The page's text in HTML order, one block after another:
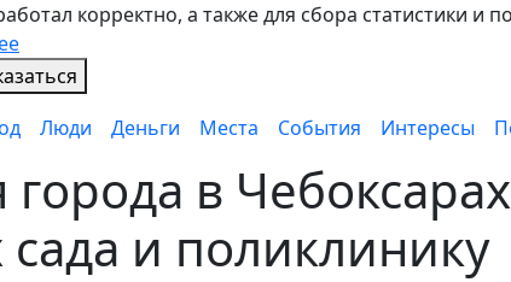
корректно, а также для сбора статистики и
Люди Деньги Места События Интересы
в
сада и поликлинику